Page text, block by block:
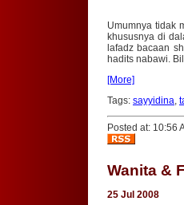
Umumnya tidak
khususnya di
lafadz bacaan
hadits nabawi.
[More]
Tags: sayyidina,
Posted at: 10:56
Wanita &
25 Jul 2008